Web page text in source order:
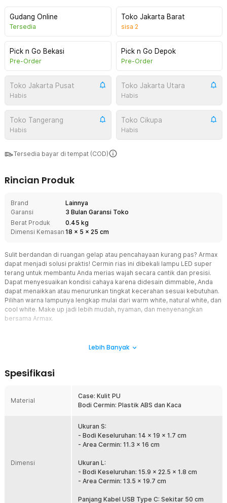
Gudang Online
Tersedia
Toko Jakarta Barat
sisa 2
Pick n Go Bekasi
Pre-Order
Pick n Go Depok
Pre-Order
Toko Jakarta Pusat
Habis
Toko Jakarta Utara
Habis
Toko Tangerang
Habis
Toko Cikupa
Habis
Tersedia bayar di tempat (COD)
Rincian Produk
Brand
Lainnya
Garansi
3 Bulan Garansi Toko
Berat Produk
0.45 kg
Dimensi Kemasan 18 x 5 x 25 cm
Sulit berdandan di ruangan gelap atau pencahayaan kurang pas? Armax
dapat menjadi solusi praktis! Cermin rias ini dibekali lampu LED super
terang untuk membantu Anda merias wajah secara cantik dan presisi.
Dapat menyesuaikan kondisi cahaya karena didesain dimmable, Anda
dapat menaikkan atau menurunkan tingkat kecerahan sesuai kebutuhan.
Pilihan warna lampunya lengkap mulai dari warm white, natural white, dan
cool white. Make up jadi lebih mudah, nyaman, dan menyenangkan
bersama Armax.
Armax merancang cermin rias dapat disimpan dengan mudah di
Sementara lapisan case berbahan kulit PU memberikan
perlindungan ekstra serta tampilan yang elegan.
Cermin ini dilengkapi pencahayaan LED dengan tiga pilihan warna
warm white, natural white, dan cool white. Anda bisa menyesuaikan
suasana cahaya sesuai kebutuhan. Cahaya LED juga dapat diatur
Sangat praktis untuk mendapatkan pencahayaan ideal saat makeup,
skincare, atau foto selfie.
Lampu Terang, Wajah Senang
Takut makeup terlalu tebel? Hal ini tidak akan terjadi karena cermin
Lebih Banyak
Spesifikasi
Material
Case: Kulit PU
Bodi Cermin: Plastik ABS dan Kaca
Dimensi
Ukuran S:
- Bodi Keseluruhan: 14 x 19 x 1.7 cm
- Area Cermin: 11.3 x 16 cm
Ukuran L:
- Bodi Keseluruhan: 15.9 x 22.5 x 1.8 cm
- Area Cermin: 13.5 x 19.7 cm
Panjang Kabel USB Type C: Sekitar 50 cm